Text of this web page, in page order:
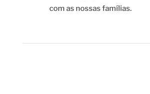
com as nossas famílias.